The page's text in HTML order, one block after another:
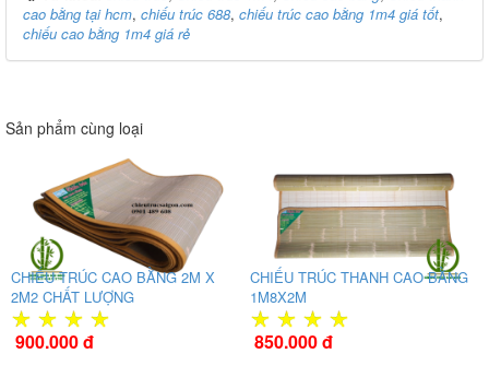
cao bằng tại hcm, chiếu trúc 688, chiếu trúc cao bằng 1m4 giá tốt,
chiếu cao bằng 1m4 giá rẻ
Sản phẩm cùng loại
CHIẾU TRÚC CAO BẰNG 2M X
2M2 CHẤT LƯỢNG
900.000 đ
CHIẾU TRÚC THANH CAO BẰNG
1M8X2M
850.000 đ